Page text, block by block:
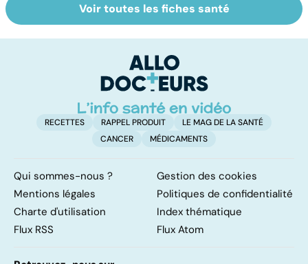
Tout savoir sur
les infections
Inflammation des
amygdales : que
d'angine ?
Voir toutes les fiches santé
RECETTES RAPPEL PRODUIT
LE MAG DE LA SANTÉ
CANCER
MÉDICAMENTS
Qui sommes-nous ?
Gestion des cookies
Mentions légales
Politiques de confidentialité
Charte d'utilisation
Index thématique
Flux RSS
Flux Atom